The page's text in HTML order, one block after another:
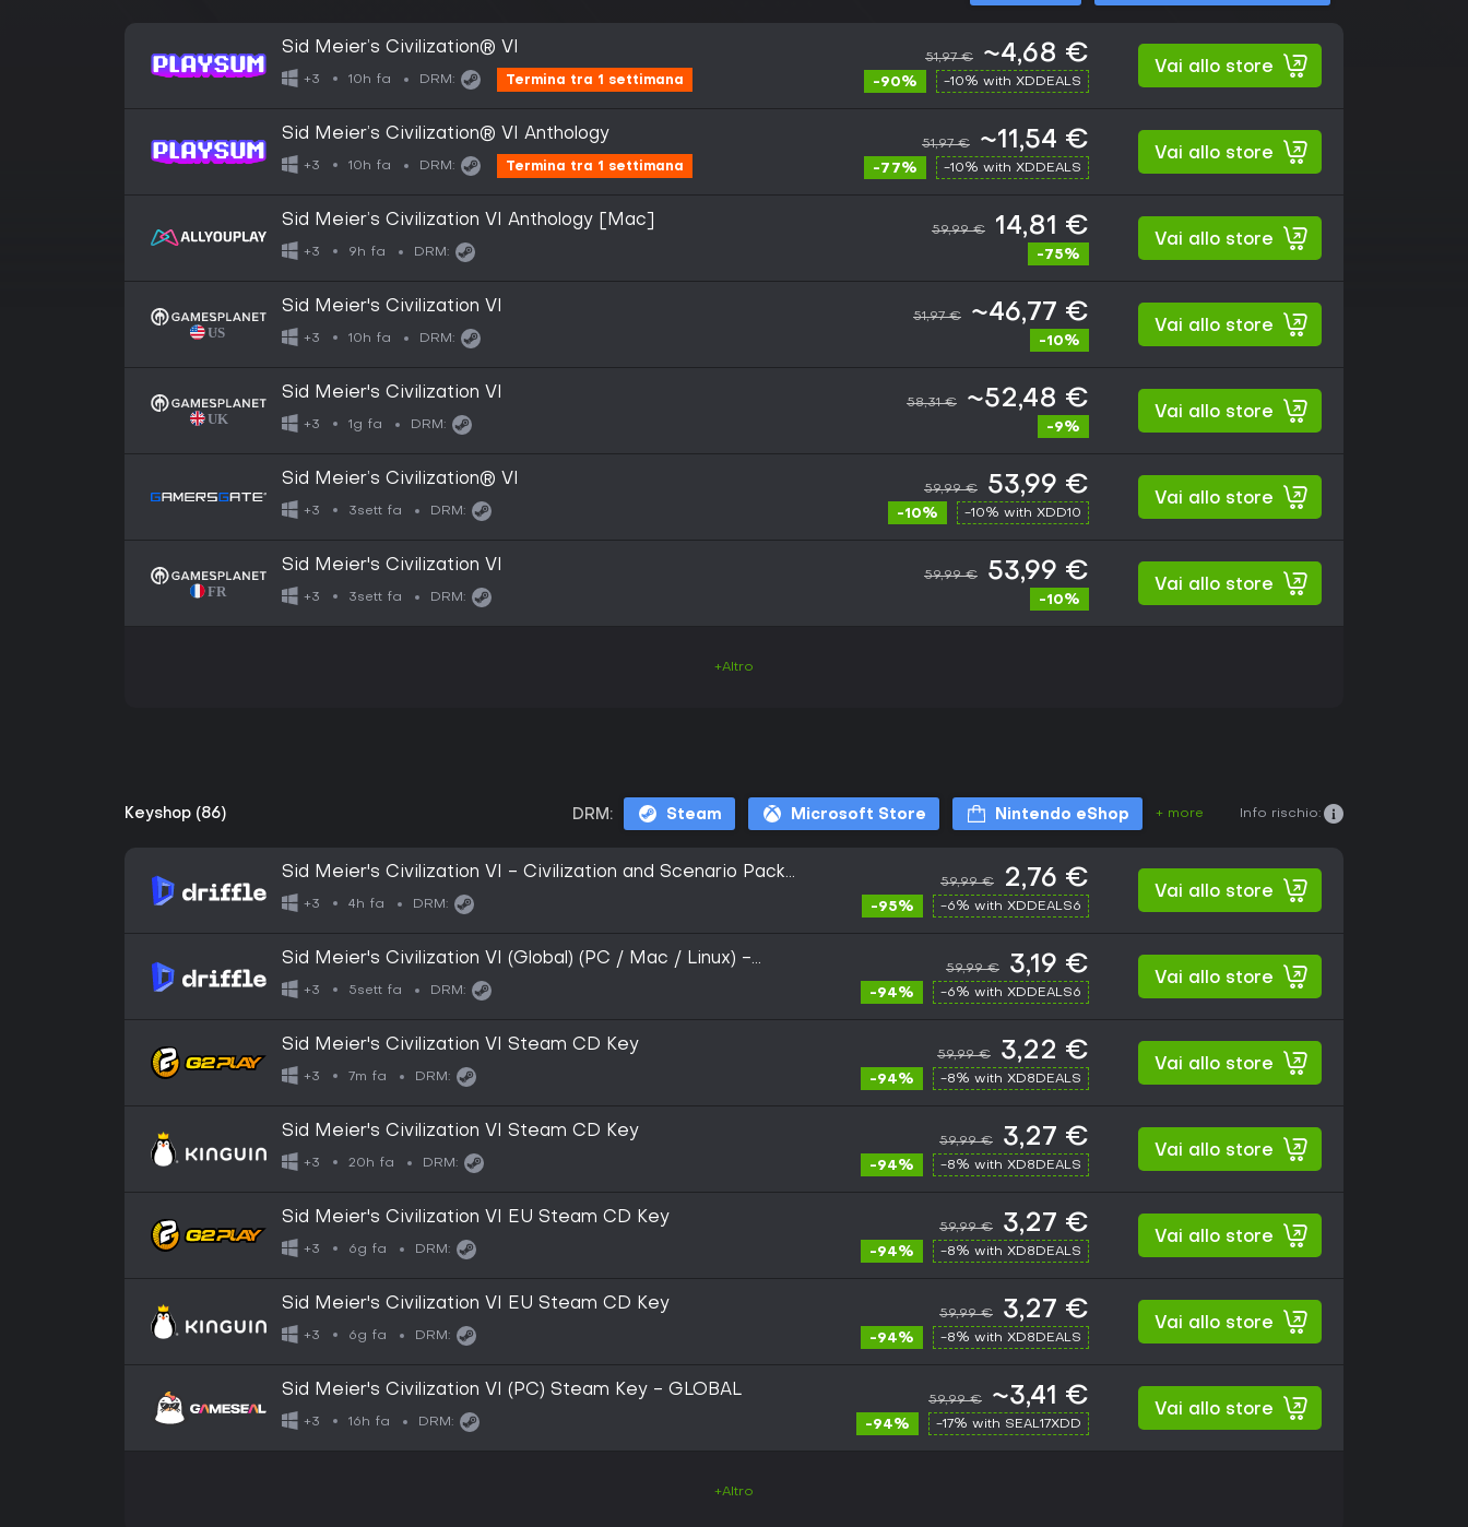
Sid Meier’s Civilization® VI
+3 10h fa DRM: Termina tra 1 settimana
51,97 € ~4,68 €
-90% -10% with XDDEALS
Vai allo store
Sid Meier’s Civilization® VI Anthology
+3 10h fa DRM: Termina tra 1 settimana
51,97 € ~11,54 €
-77% -10% with XDDEALS
Vai allo store
Sid Meier’s Civilization VI Anthology [Mac]
+3 9h fa DRM:
59,99 € 14,81 €
-75%
Vai allo store
Sid Meier's Civilization VI
+3 10h fa DRM:
51,97 € ~46,77 €
-10%
Vai allo store
Sid Meier's Civilization VI
+3 1g fa DRM:
58,31 € ~52,48 €
-9%
Vai allo store
Sid Meier’s Civilization® VI
+3 3sett fa DRM:
59,99 € 53,99 €
-10% -10% with XDD10
Vai allo store
Sid Meier's Civilization VI
+3 3sett fa DRM:
59,99 € 53,99 €
-10%
Vai allo store
+Altro
Keyshop (86) DRM: Steam Microsoft Store Nintendo eShop + more Info rischio:
Sid Meier's Civilization VI - Civilization and Scenario Pack
Bundle DLC (Global) (PC / Mac / Linux) - Steam - Digital Key
+3 4h fa DRM:
59,99 € 2,76 €
-95% -6% with XDDEALS6
Vai allo store
Sid Meier's Civilization VI (Global) (PC / Mac / Linux) -
Steam - Digital Key
+3 5sett fa DRM:
59,99 € 3,19 €
-94% -6% with XDDEALS6
Vai allo store
Sid Meier's Civilization VI Steam CD Key
+3 7m fa DRM:
59,99 € 3,22 €
-94% -8% with XD8DEALS
Vai allo store
Sid Meier's Civilization VI Steam CD Key
+3 20h fa DRM:
59,99 € 3,27 €
-94% -8% with XD8DEALS
Vai allo store
Sid Meier's Civilization VI EU Steam CD Key
+3 6g fa DRM:
59,99 € 3,27 €
-94% -8% with XD8DEALS
Vai allo store
Sid Meier's Civilization VI EU Steam CD Key
+3 6g fa DRM:
59,99 € 3,27 €
-94% -8% with XD8DEALS
Vai allo store
Sid Meier's Civilization VI (PC) Steam Key - GLOBAL
+3 16h fa DRM:
59,99 € ~3,41 €
-94% -17% with SEAL17XDD
Vai allo store
+Altro